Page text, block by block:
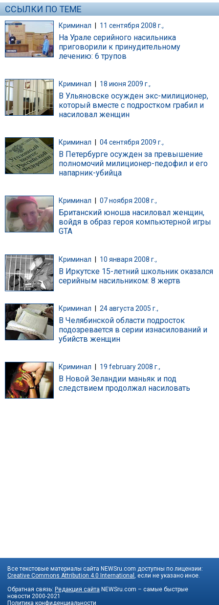
ССЫЛКИ ПО ТЕМЕ
Криминал | 11 сентября 2008 г.,
На Урале серийного насильника
приговорили к принудительному
лечению: 6 трупов
Криминал 18 июня 2009 г.,
В Ульяновске осужден экс-милиционер,
который вместе с подростком грабил и
насиловал женщин
Криминал 04 сентября 2009 г.,
В Петербурге осужден за превышение
полномочий милиционер-педофил и его
напарник-убийца
Криминал 07 ноября 2008 г.,
Британский юноша насиловал женщин,
войдя в образ героя компьютерной игры
GTA
Криминал | 10 января 2008 г.,
В Иркутске 15-летний школьник оказался
серийным насильником: 8 жертв
Криминал 24 августа 2005 г.,
В Челябинской области подросток
подозревается в серии изнасилований и
убийств женщин
Криминал 19 february 2008 г.,
В Новой Зеландии маньяк и под
следствием продолжал насиловать
Все текстовые материалы сайта NEWSru.com доступны по лицензии:
Creative Commons Attribution 4.0 International , если не указано иное.
Обратная связь: Редакция сайта NEWSru.com – самые быстрые
новости 2000-2021
Политика конфиденциальности